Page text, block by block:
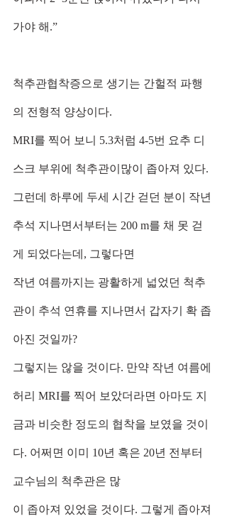
가야 해.”
척추관협착증으로 생기는 간헐적 파행
의 전형적 양상이다.
MRI를 찍어 보니 5.3처럼 4-5번 요추 디
스크 부위에 척추관이많이 좁아져 있다.
그런데 하루에 두세 시간 걷던 분이 작년
추석 지나면서부터는 200 m를 채 못 걷
게 되었다는데, 그렇다면
작년 여름까지는 광활하게 넓었던 척추
관이 추석 연휴를 지나면서 갑자기 확 좁
아진 것일까?
그렇지는 않을 것이다. 만약 작년 여름에
허리 MRI를 찍어 보았더라면 아마도 지
금과 비슷한 정도의 협착을 보였을 것이
다. 어쩌면 이미 10년 혹은 20년 전부터
교수님의 척추관은 많
이 좁아져 있었을 것이다. 그렇게 좁아져